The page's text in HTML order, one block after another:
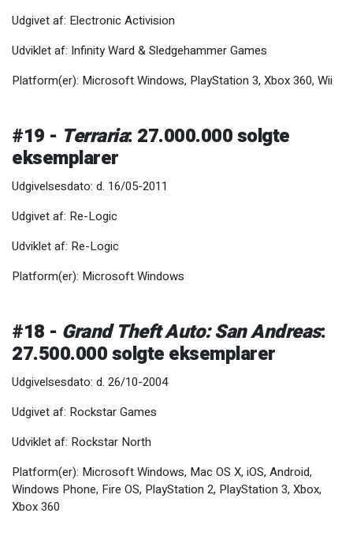
Udgivet af: Electronic Activision
Udviklet af: Infinity Ward & Sledgehammer Games
Platform(er): Microsoft Windows, PlayStation 3, Xbox 360, Wii
#19 - Terraria: 27.000.000 solgte
eksemplarer
Udgivelsesdato: d. 16/05-2011
Udgivet af: Re-Logic
Udviklet af: Re-Logic
Platform(er): Microsoft Windows
#18 - Grand Theft Auto: San Andreas:
27.500.000 solgte eksemplarer
Udgivelsesdato: d. 26/10-2004
Udgivet af: Rockstar Games
Udviklet af: Rockstar North
Platform(er): Microsoft Windows, Mac OS X, iOS, Android,
Windows Phone, Fire OS, PlayStation 2, PlayStation 3, Xbox,
Xbox 360